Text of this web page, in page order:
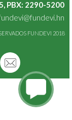
PBX: 2290-5200
FUNDEVI 2018